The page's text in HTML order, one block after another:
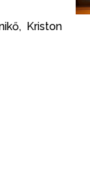
Kriston